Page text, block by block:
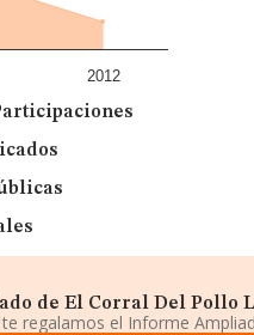
2012
de El Corral Del Pollo
regalamos el Informe